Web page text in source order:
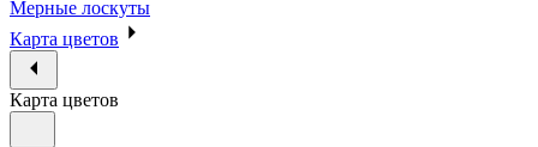
Мерные лоскуты
Карта цветов
Карта цветов